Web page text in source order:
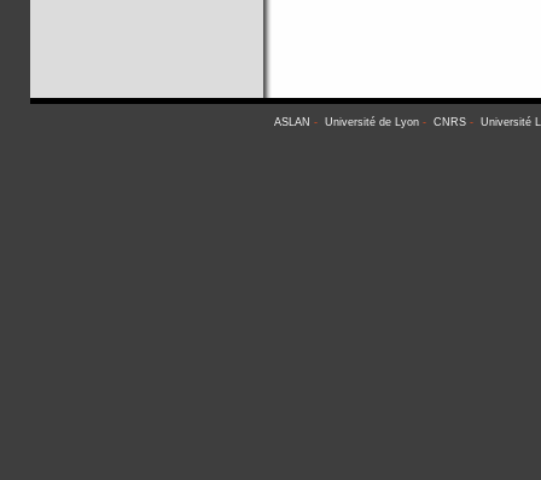
ASLAN - Université de Lyon- CNRS- Université